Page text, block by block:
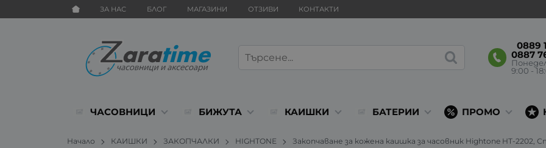
ЗА НАС БЛОГ МАГАЗИНИ ОТЗИВИ КОНТАКТИ
0889
0887
9:00 -
ЧАСОВНИЦИ БИЖУТА КАИШКИ БАТЕРИИ ПРОМО
Начало КАИШКИ ЗАКОПЧАЛКИ HIGHTONE Закопчаване за кожена каишка за часовник Hightone HT-2202,